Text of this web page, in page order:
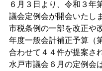
６月３日より、令和３年
議会定例会が開会いたし
市税条例の一部を改正や
年度一般会計補正予算（
合わせて４４件が提案さ
水戸市議会６月の定例会